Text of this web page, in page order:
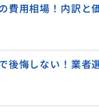
費用相場！内訳と
後悔しない！業者